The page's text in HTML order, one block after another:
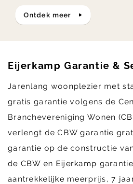
ontdek meer
Eijerkamp Garantie &
Jarenlang woonplezier met
gratis garantie volgens de
Branchevereniging Wonen
verlengt de CBW garantie
garantie op de constructie
de CBW en Eijerkamp
aantrekkelijke meerprijs, 7